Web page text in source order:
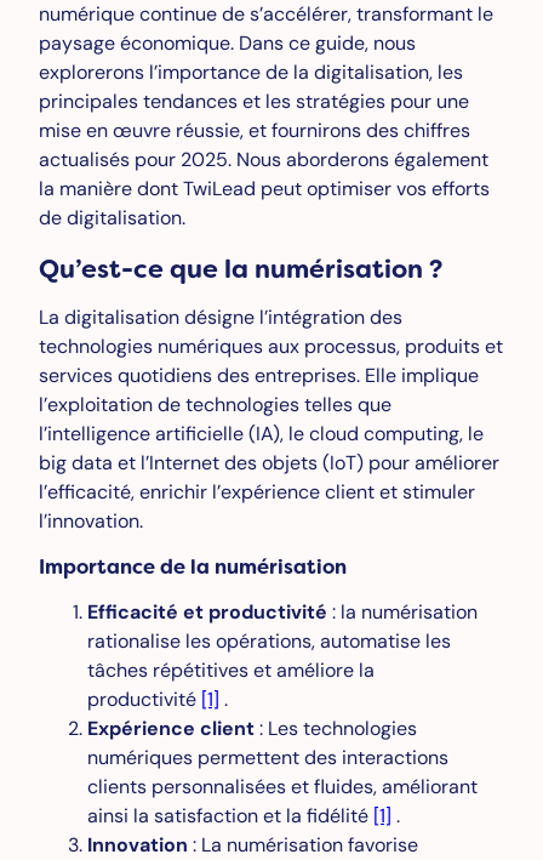
numérique continue de s’accélérer, transformant le
paysage économique. Dans ce guide, nous
explorerons l’importance de la digitalisation, les
principales tendances et les stratégies pour une
mise en œuvre réussie, et fournirons des chiffres
actualisés pour 2025. Nous aborderons également
la manière dont TwiLead peut optimiser vos efforts
de digitalisation.
Qu’est-ce que la numérisation ?
La digitalisation désigne l’intégration des
technologies numériques aux processus, produits et
services quotidiens des entreprises. Elle implique
l’exploitation de technologies telles que
l’intelligence artificielle (IA), le cloud computing, le
big data et l’Internet des objets (IoT) pour améliorer
l’efficacité, enrichir l’expérience client et stimuler
l’innovation.
Importance de la numérisation
Efficacité et productivité : la numérisation
rationalise les opérations, automatise les
tâches répétitives et améliore la
productivité [1] .
Expérience client: Les technologies
numériques permettent des interactions
clients personnalisées et fluides, améliorant
ainsi la satisfaction et la fidélité [1] .
Innovation : La numérisation favorise